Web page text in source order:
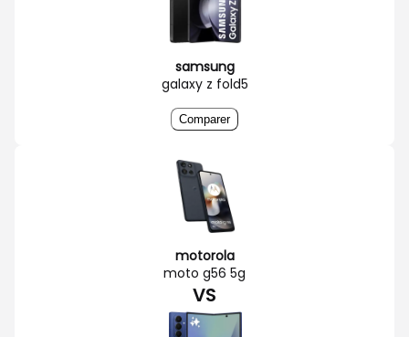
samsung
galaxy z fold5
Comparer
motorola
moto g56 5g
VS